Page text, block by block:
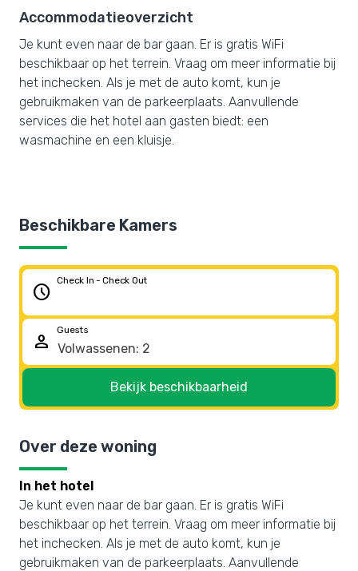
Accommodatieoverzicht
Je kunt even naar de bar gaan. Er is gratis WiFi
beschikbaar op het terrein. Vraag om meer informatie bij
het inchecken. Als je met de auto komt, kun je
gebruikmaken van de parkeerplaats. Aanvullende
services die het hotel aan gasten biedt: een
wasmachine en een kluisje.
Beschikbare Kamers
schedule
Check In - Check Out
person
Guests
Bekijk beschikbaarheid
Over deze woning
In het hotel
Je kunt even naar de bar gaan. Er is gratis WiFi
beschikbaar op het terrein. Vraag om meer informatie bij
het inchecken. Als je met de auto komt, kun je
gebruikmaken van de parkeerplaats. Aanvullende